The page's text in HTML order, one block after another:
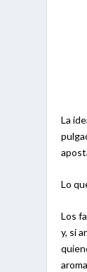
La
Lo
Los
y, si